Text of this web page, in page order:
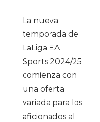
La nueva
temporada de
LaLiga EA
Sports 2024/25
comienza con
una oferta
variada para los
aficionados al